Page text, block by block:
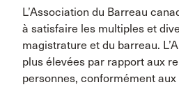
L’Association du Barreau
à satisfaire les multiples et
magistrature et du barreau.
plus élevées par rapport aux
personnes, conformément